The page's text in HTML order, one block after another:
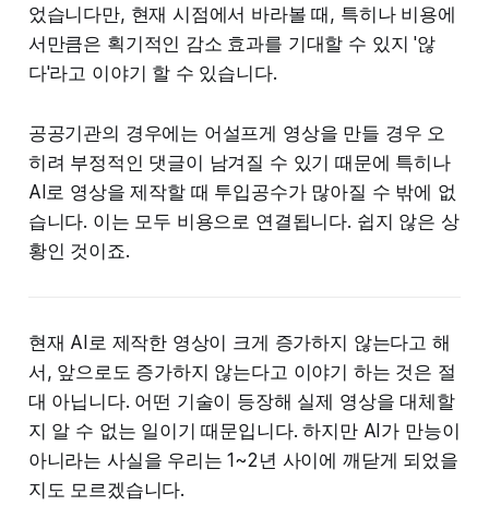
었습니다만, 현재 시점에서 바라볼 때, 특히나 비용에
서만큼은 획기적인 감소 효과를 기대할 수 있지 '않
다'라고 이야기 할 수 있습니다.
공공기관의 경우에는 어설프게 영상을 만들 경우 오
히려 부정적인 댓글이 남겨질 수 있기 때문에 특히나
AI로 영상을 제작할 때 투입공수가 많아질 수 밖에 없
습니다. 이는 모두 비용으로 연결됩니다. 쉽지 않은 상
황인 것이죠.
현재 AI로 제작한 영상이 크게 증가하지 않는다고 해
서, 앞으로도 증가하지 않는다고 이야기 하는 것은 절
대 아닙니다. 어떤 기술이 등장해 실제 영상을 대체할
지 알 수 없는 일이기 때문입니다. 하지만 AI가 만능이
아니라는 사실을 우리는 1~2년 사이에 깨닫게 되었을
지도 모르겠습니다.